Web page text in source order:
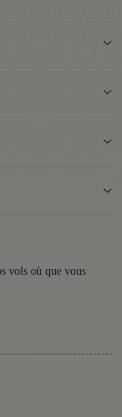
vols où que vous